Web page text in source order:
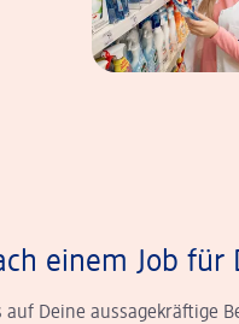
einem Job für
Deine aussagekräftige